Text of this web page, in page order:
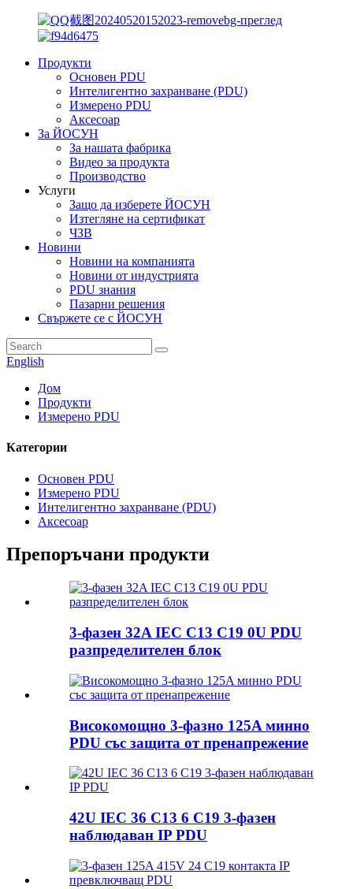
Продукти
Основен PDU
Интелигентно захранване (PDU)
Измерено PDU
Аксесоар
За ЙОСУН
За нашата фабрика
Видео за продукта
Производство
Услуги
Защо да изберете ЙОСУН
Изтегляне на сертификат
ЧЗВ
Новини
Новини на компанията
Новини от индустрията
PDU знания
Пазарни решения
Свържете се с ЙОСУН
English
Дом
Продукти
Измерено PDU
Категории
Основен PDU
Измерено PDU
Интелигентно захранване (PDU)
Аксесоар
Препоръчани продукти
3-фазен 32A IEC C13 C19 0U PDU
разпределителен блок
Високомощно 3-фазно 125A минно
PDU със защита от пренапрежение
42U IEC 36 C13 6 C19 3-фазен
наблюдаван IP PDU